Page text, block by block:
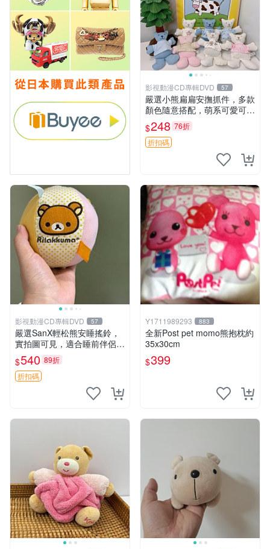
影視動漫CD專輯DVD 57
嚴選小熊扁扁安撫抓件，多款
顏色隨意搭配，萌系可愛可改
掛件 小熊安撫抓件 憶記 抓繩
孩童掛件
$248 76折
折扣碼
影視動漫CD專輯DVD 57
嚴選SanX輕松熊安睡搖鈴，
實拍圖可見，適合睡前伴侶，
Picks安撫好物 0325 懸吊 電
腦
$540 89折
折扣碼
Y1711989293 883
全新Post pet momo熊抱枕約
35x30cm
$399